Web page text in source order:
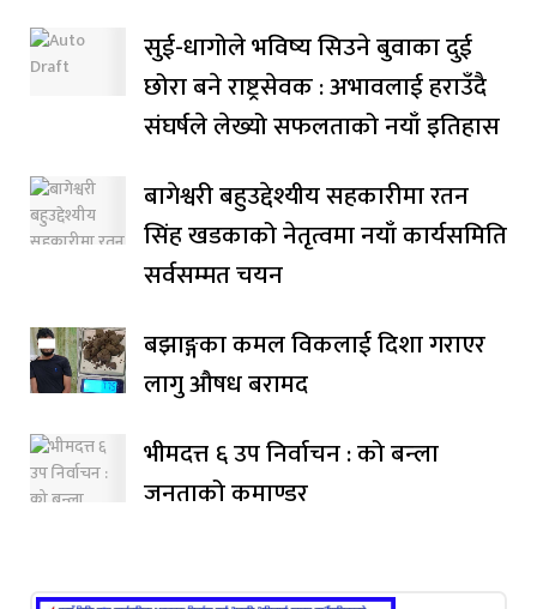
सुई-धागोले भविष्य सिउने बुवाका दुई
छोरा बने राष्ट्रसेवक : अभावलाई हराउँदै
संघर्षले लेख्यो सफलताको नयाँ इतिहास
बागेश्वरी बहुउद्देश्यीय सहकारीमा रतन
सिंह खडकाको नेतृत्वमा नयाँ कार्यसमिति
सर्वसम्मत चयन
बझाङ्गका कमल विकलाई दिशा गराएर
लागु औषध बरामद
भीमदत्त ६ उप निर्वाचन : को बन्ला
जनताको कमाण्डर